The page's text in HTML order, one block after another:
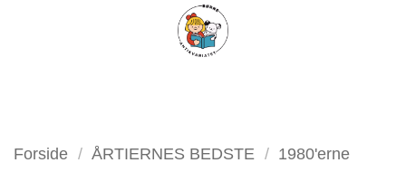
FILTER
Forside / ÅRTIERNES BEDSTE / 1980'erne